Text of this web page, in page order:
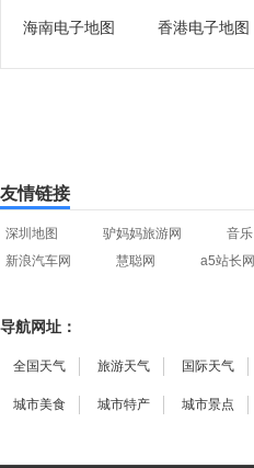
海南电子地图 香港电子地图
友情链接
深圳地图 驴妈妈旅游网 音乐
新浪汽车网
慧聪网 a5站长网
导航网址：
全国天气 旅游天气 国际天气
城市美食 城市特产 城市景点